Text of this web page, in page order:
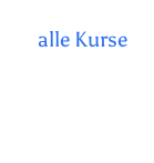
alle Kurse